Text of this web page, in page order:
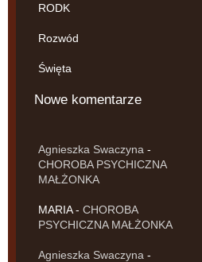
RODK
Rozwód
Święta
Nowe komentarze
Agnieszka Swaczyna -
CHOROBA PSYCHICZNA
MAŁŻONKA
MARIA- CHOROBA
PSYCHICZNA MAŁŻONKA
Agnieszka Swaczyna -